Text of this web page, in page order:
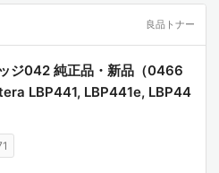
良品トナー
ジ042 純正品・新品（0466
LBP441, LBP441e, LBP44